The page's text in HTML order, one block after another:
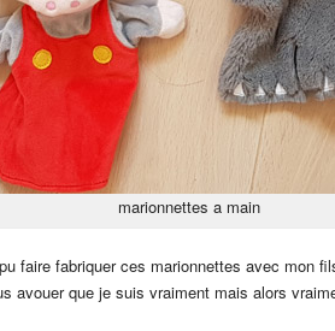
marionnettes a main
faire fabriquer ces marionnettes avec mon
avouer que je suis vraiment mais alors